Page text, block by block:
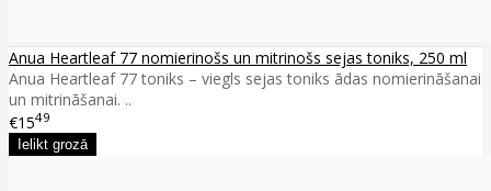
Anua Heartleaf 77 nomierinošs un mitrinošs sejas toniks, 250 ml
Anua Heartleaf 77 toniks – viegls sejas toniks ādas nomierināšanai
un mitrināšanai. ..
€1549